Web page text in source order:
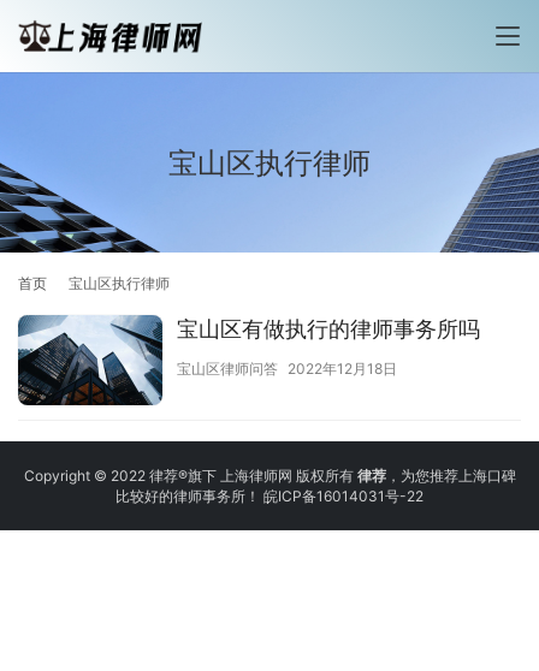
宝山区执行律师
首页 宝山区执行律师
宝山区有做执行的律师事务所吗
宝山区律师问答 2022年12月18日
Copyright © 2022 律荐®旗下 上海律师网 版权所有 律荐，为您推荐上海口碑
比较好的律师事务所！ 皖ICP备16014031号-22